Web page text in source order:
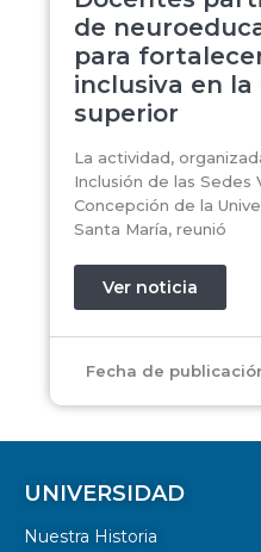
de
para
inclusiva en la
superior
La actividad,
Inclusión de las Sedes
Concepción de la
Santa María, reunió
Ver noticia
Fecha de
UNIVERSIDAD
Nuestra Historia